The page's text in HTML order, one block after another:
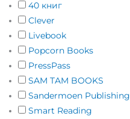
40 книг
Clever
Livebook
Popcorn Books
PressPass
SAM TAM BOOKS
Sandermoen Publishing
Smart Reading